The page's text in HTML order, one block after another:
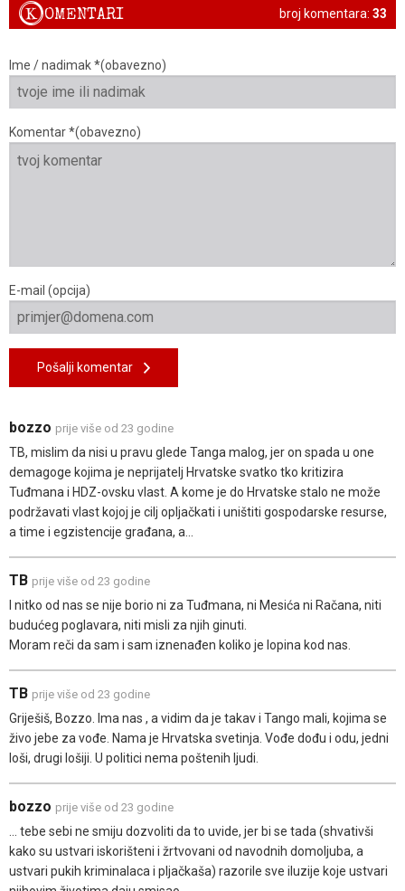
broj komentara: 33
KOMENTARI
Ime / nadimak *(obavezno)
Komentar *(obavezno)
E-mail (opcija)
Pošalji komentar
bozzo prije više od 23 godine
TB, mislim da nisi u pravu glede Tanga malog, jer on spada u one
demagoge kojima je neprijatelj Hrvatske svatko tko kritizira
Tuđmana i HDZ-ovsku vlast. A kome je do Hrvatske stalo ne može
podržavati vlast kojoj je cilj opljačkati i uništiti gospodarske resurse,
a time i egzistencije građana, a...
TB prije više od 23 godine
I nitko od nas se nije borio ni za Tuđmana, ni Mesića ni Račana, niti
budućeg poglavara, niti misli za njih ginuti.
Moram reči da sam i sam iznenađen koliko je lopina kod nas.
TB prije više od 23 godine
Griješiš, Bozzo. Ima nas , a vidim da je takav i Tango mali, kojima se
živo jebe za vođe. Nama je Hrvatska svetinja. Vođe dođu i odu, jedni
loši, drugi lošiji. U politici nema poštenih ljudi.
bozzo prije više od 23 godine
... tebe sebi ne smiju dozvoliti da to uvide, jer bi se tada (shvativši
kako su ustvari iskorišteni i žrtvovani od navodnih domoljuba, a
ustvari pukih kriminalaca i pljačkaša) razorile sve iluzije koje ustvari